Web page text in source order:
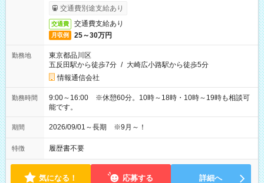
交通費別途支給あり
交通費 交通費支給あり
月収例 25～30万円
勤務地
東京都品川区
五反田駅から徒歩7分 / 大崎広小路駅から徒歩5分
情報通信会社
勤務時間
9:00～16:00 ※休憩60分。10時～18時・10時～19時も相談可
能です。
期間 2026/09/01～長期 ※9月～！
特徴 履歴書不要
気になる！ 応募する 詳細へ